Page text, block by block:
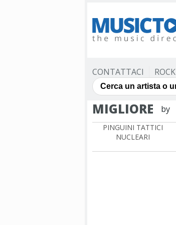
CONTATTACI ROCK
MIGLIORE by
PINGUINI TATTICI
NUCLEARI